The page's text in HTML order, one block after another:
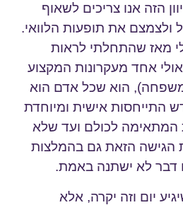
הזה אנו צריכים לשאוף
ולצמצם את תופעות הלוואי.
מאז שהתחלתי לראות
אחד מעקרונות המקצוע
הוא שכל אדם הוא
התייחסות אישית ומיוחדת
המתאימה לכולם ועד שלא
הגישה הזאת גם בהמלצות
דבר לא ישתנה באמת.
יום וזה יקרה, אלא